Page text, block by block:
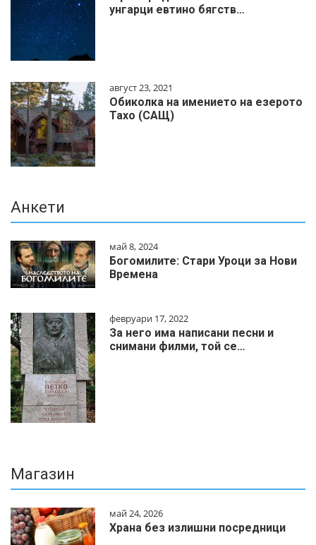
унгарци евтино бягств…
август 23, 2021
Обиколка на имението на езерото
Тахо (САЩ)
Анкети
май 8, 2024
Богомилите: Стари Уроци за Нови
Времена
февруари 17, 2022
За него има написани песни и
снимани филми, той се…
Магазин
май 24, 2026
Храна без излишни посредници